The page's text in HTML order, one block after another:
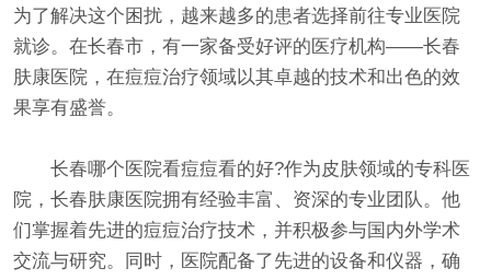
为了解决这个困扰，越来越多的患者选择前往专业医院
就诊。在长春市，有一家备受好评的医疗机构——长春
肤康医院，在痘痘治疗领域以其卓越的技术和出色的效
果享有盛誉。
长春哪个医院看痘痘看的好?作为皮肤领域的专科医
院，长春肤康医院拥有经验丰富、资深的专业团队。他
们掌握着先进的痘痘治疗技术，并积极参与国内外学术
交流与研究。同时，医院配备了先进的设备和仪器，确